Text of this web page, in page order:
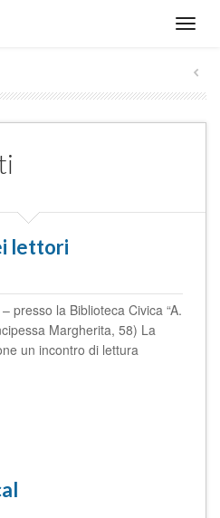
lettori
presso la Biblioteca Civica “A.
Margherita, 58) La
un incontro di lettura